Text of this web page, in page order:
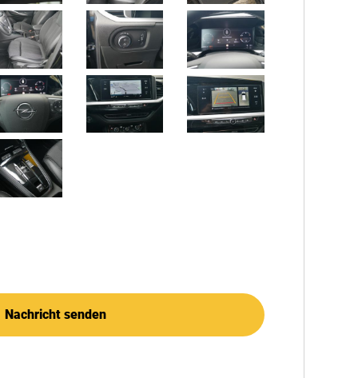
Nachricht senden